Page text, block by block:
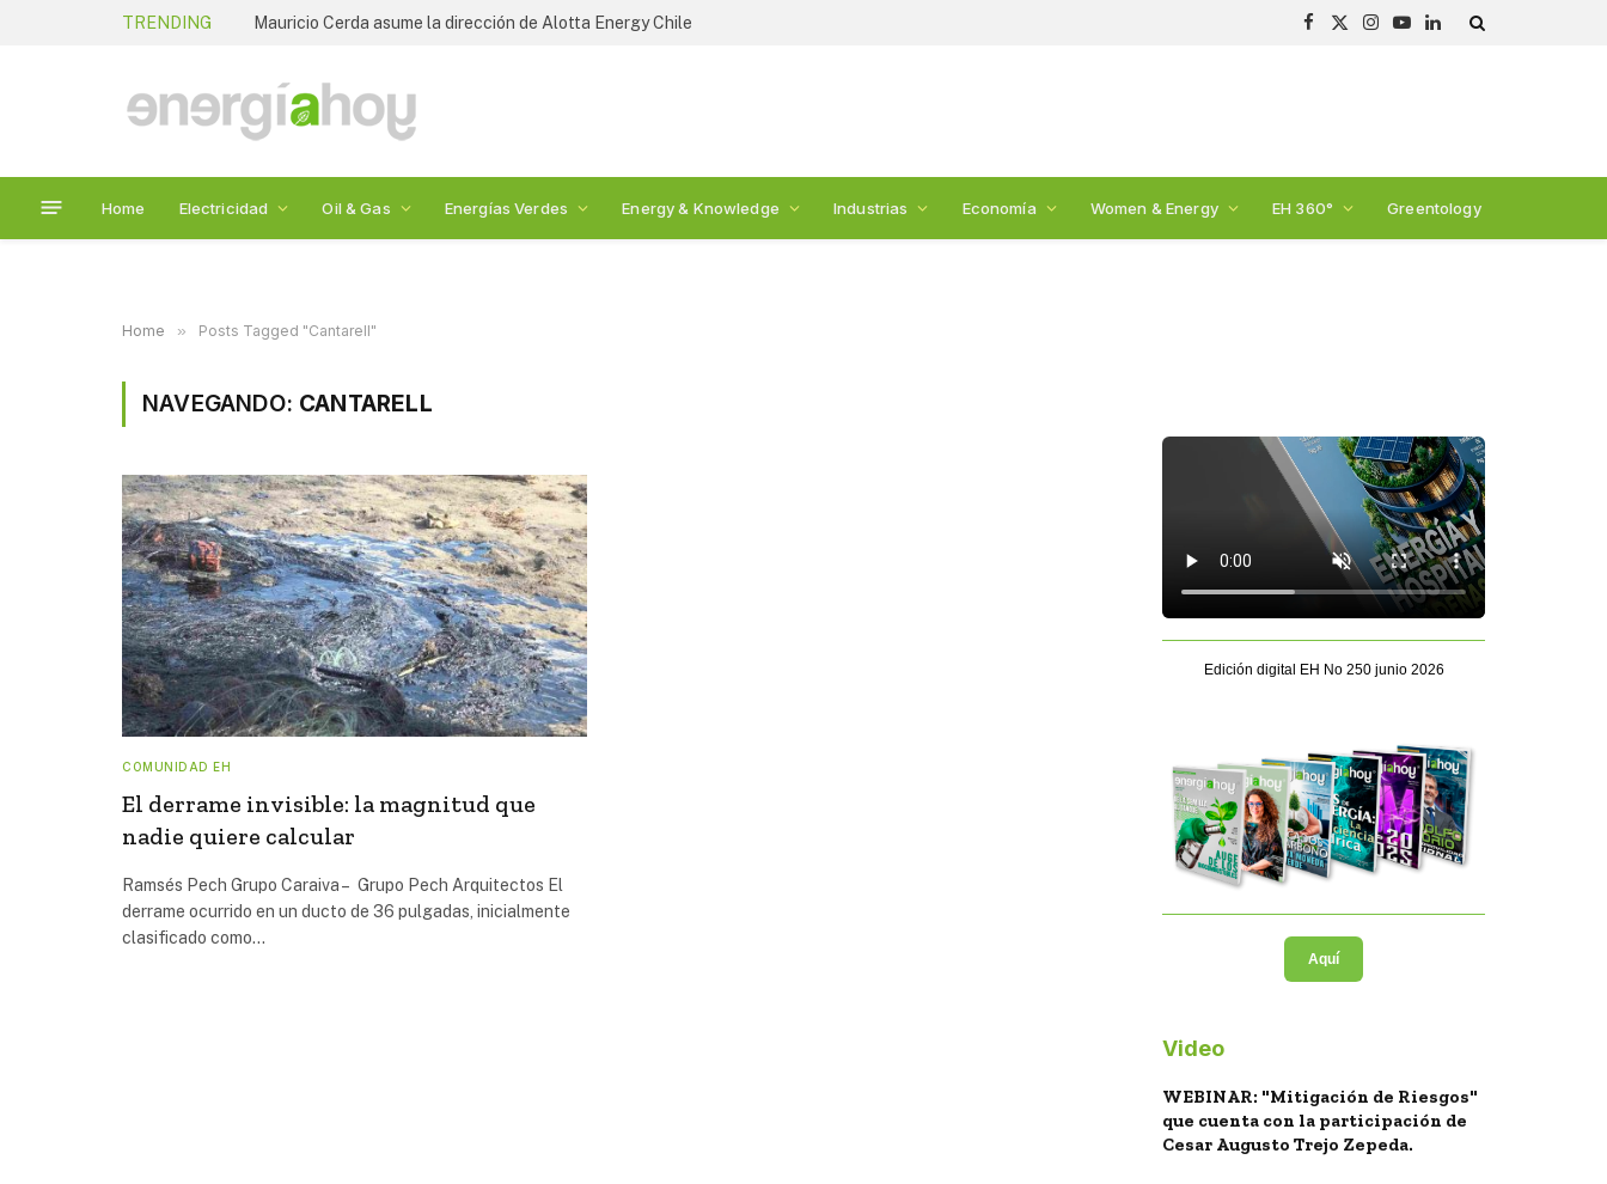
TRENDING Mauricio Cerda asume la dirección de Alotta Energy Chile
Facebook
X
Instagram
YouTubeLinkedIn
Home Electricidad Oil & Gas Energías Verdes Energy & Knowledge Industrias Economía Women & Energy EH 360° Greentology
Home » Posts Tagged "Cantarell"
NAVEGANDO: CANTARELL
COMUNIDAD EH
El derrame invisible: la magnitud que
nadie quiere calcular
Ramsés Pech Grupo Caraiva – Grupo Pech Arquitectos El
derrame ocurrido en un ducto de 36 pulgadas, inicialmente
clasificado como…
Edición digital EH No 250 junio 2026
Aquí
Video
WEBINAR: "Mitigación de Riesgos"
que cuenta con la participación de
Cesar Augusto Trejo Zepeda.